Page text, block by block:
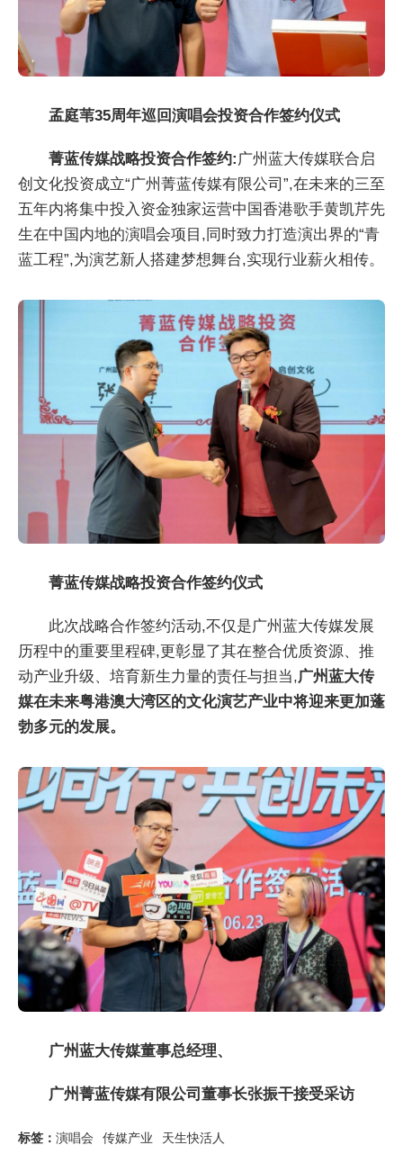
孟庭苇35周年巡回演唱会投资合作签约仪式
菁蓝传媒战略投资合作签约: 广州蓝大传媒联合启
创文化投资成立“广州菁蓝传媒有限公司”,在未来的三至
五年内将集中投入资金独家运营中国香港歌手黄凯芹先
生在中国内地的演唱会项目,同时致力打造演出界的“青
蓝工程”,为演艺新人搭建梦想舞台,实现行业薪火相传。
菁蓝传媒战略投资合作签约仪式
此次战略合作签约活动,不仅是广州蓝大传媒发展
历程中的重要里程碑,更彰显了其在整合优质资源、推
动产业升级、培育新生力量的责任与担当,广州蓝大传
媒在未来粤港澳大湾区的文化演艺产业中将迎来更加蓬
勃多元的发展。
广州蓝大传媒董事总经理、
广州菁蓝传媒有限公司董事长张振干接受采访
标签： 演唱会 传媒产业 天生快活人